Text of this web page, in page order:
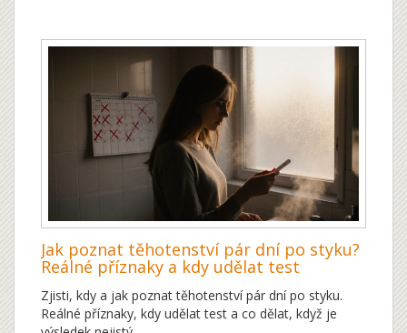
Jak poznat těhotenství pár dní po styku?
Reálné příznaky a kdy udělat test
Zjisti, kdy a jak poznat těhotenství pár dní po styku.
Reálné příznaky, kdy udělat test a co dělat, když je